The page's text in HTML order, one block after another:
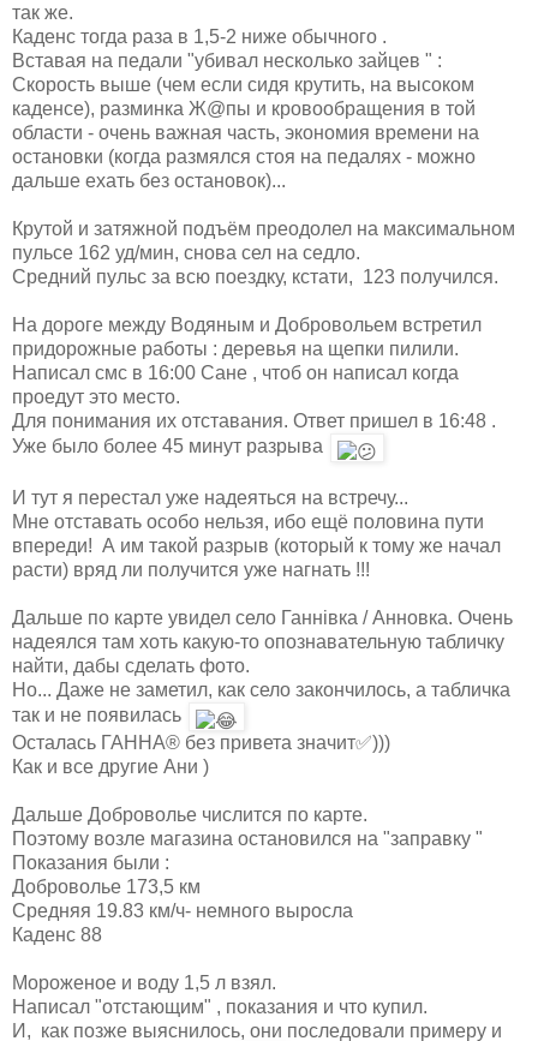
так же.
Каденс тогда раза в 1,5-2 ниже обычного .
Вставая на педали "убивал несколько зайцев " :
Скорость выше (чем если сидя крутить, на высоком
каденсе), разминка Ж@пы и кровообращения в той
области - очень важная часть, экономия времени на
остановки (когда размялся стоя на педалях - можно
дальше ехать без остановок)...
Крутой и затяжной подъём преодолел на максимальном
пульсе 162 уд/мин, снова сел на седло.
Средний пульс за всю поездку, кстати, 123 получился.
На дороге между Водяным и Добровольем встретил
придорожные работы : деревья на щепки пилили.
Написал смс в 16:00 Сане , чтоб он написал когда
проедут это место.
Для понимания их отставания. Ответ пришел в 16:48 .
Уже было более 45 минут разрыва
И тут я перестал уже надеяться на встречу...
Мне отставать особо нельзя, ибо ещё половина пути
впереди! А им такой разрыв (который к тому же начал
расти) вряд ли получится уже нагнать !!!
Дальше по карте увидел село Ганнівка / Анновка. Очень
надеялся там хоть какую-то опознавательную табличку
найти, дабы сделать фото.
Но... Даже не заметил, как село закончилось, а табличка
так и не появилась
Осталась ГАННА® без привета значит✅)))
Как и все другие Ани )
Дальше Доброволье числится по карте.
Поэтому возле магазина остановился на "заправку "
Показания были :
Доброволье 173,5 км
Средняя 19.83 км/ч- немного выросла
Каденс 88
Мороженое и воду 1,5 л взял.
Написал "отстающим" , показания и что купил.
И, как позже выяснилось, они последовали примеру и